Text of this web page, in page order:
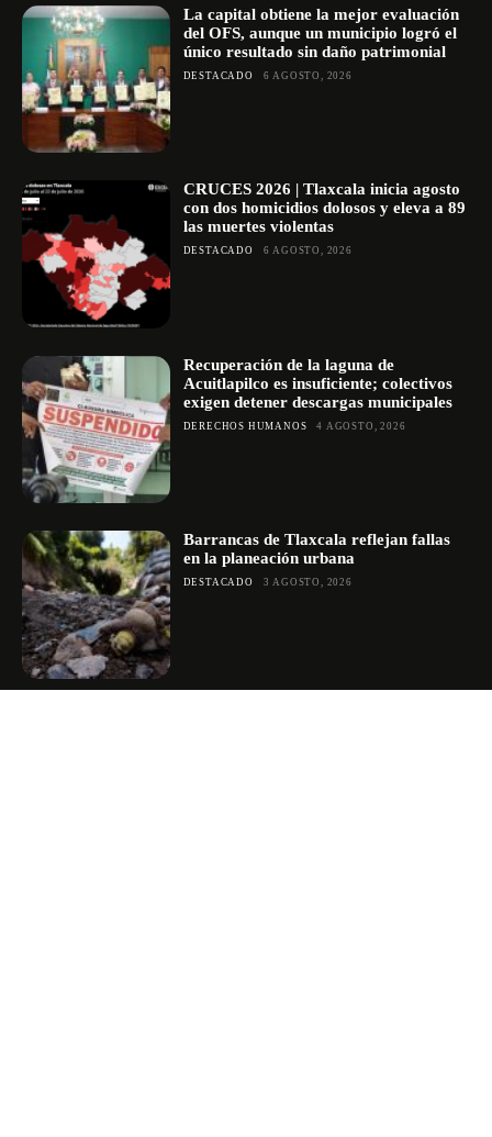
La capital obtiene la mejor evaluación
del OFS, aunque un municipio logró el
único resultado sin daño patrimonial
DESTACADO 6 AGOSTO, 2026
CRUCES 2026 | Tlaxcala inicia agosto
con dos homicidios dolosos y eleva a 89
las muertes violentas
DESTACADO 6 AGOSTO, 2026
Recuperación de la laguna de
Acuitlapilco es insuficiente; colectivos
exigen detener descargas municipales
DERECHOS HUMANOS 4 AGOSTO, 2026
Barrancas de Tlaxcala reflejan fallas
en la planeación urbana
DESTACADO 3 AGOSTO, 2026